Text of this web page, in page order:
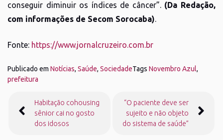
conseguir diminuir os índices de câncer”. (Da Redação,
com informações de Secom Sorocaba).
Fonte: https://www.jornalcruzeiro.com.br
Publicado em Notícias, Saúde, SociedadeTags Novembro Azul,
prefeitura
de
Post
Habitação cohousing
sênior cai no gosto
dos idosos
“O paciente deve ser
sujeito e não objeto
do sistema de saúde”